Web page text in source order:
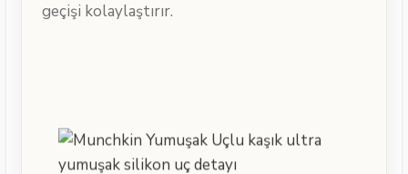
geçişi kolaylaştırır.